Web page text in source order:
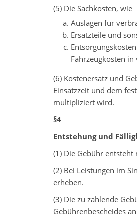
(5) Die Sachkosten, wie
Auslagen für
Ersatzteile und
Fahrzeugkosten
(6) Kostenersatz und
Einsatzzeit und dem
multipliziert wird.
§4
Entstehung und
(1) Die Gebühr entsteht
(2) Bei Leistungen im
erheben.
(3) Die zu zahlende
Gebührenbescheides